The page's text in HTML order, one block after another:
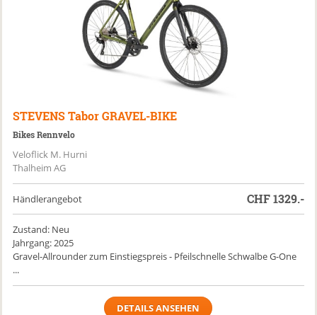
STEVENS Tabor GRAVEL-BIKE
Bikes Rennvelo
Veloflick M. Hurni
Thalheim AG
Händlerangebot CHF1329.-
Zustand: Neu
Jahrgang: 2025
Gravel-Allrounder zum Einstiegspreis - Pfeilschnelle Schwalbe G-One
...
DETAILS ANSEHEN